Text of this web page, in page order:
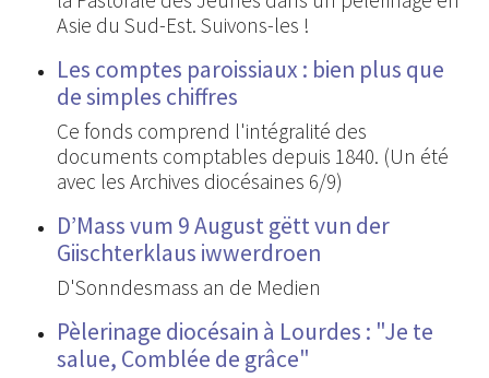
Asie du Sud-Est. Suivons-les !
Les comptes paroissiaux : bien plus que
de simples chiffres
Ce fonds comprend l'intégralité des
documents comptables depuis 1840. (Un été
avec les Archives diocésaines 6/9)
D’Mass vum 9 August gëtt vun der
Giischterklaus iwwerdroen
D'Sonndesmass an de Medien
Pèlerinage diocésain à Lourdes : "Je te
salue, Comblée de grâce"